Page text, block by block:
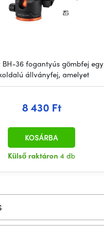
BH-36 fogantyús gömbfej egy
állványfej, amelyet
8 430 Ft
Külső raktáron 4 db
KOSÁRBA